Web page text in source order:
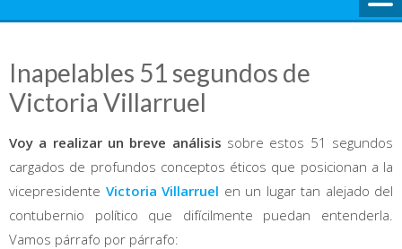
Inapelables 51 segundos de
Victoria Villarruel
Voy a realizar un breve análisis sobre estos 51 segundos
cargados de profundos conceptos éticos que posicionan a la
vicepresidente Victoria Villarruel en un lugar tan alejado del
contubernio político que difícilmente puedan entenderla.
Vamos párrafo por párrafo: